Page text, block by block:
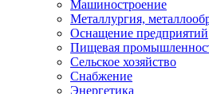
Машиностроение
Металлургия,
Оснащение предприятий
Пищевая
Сельское хозяйство
Снабжение
Энергетика